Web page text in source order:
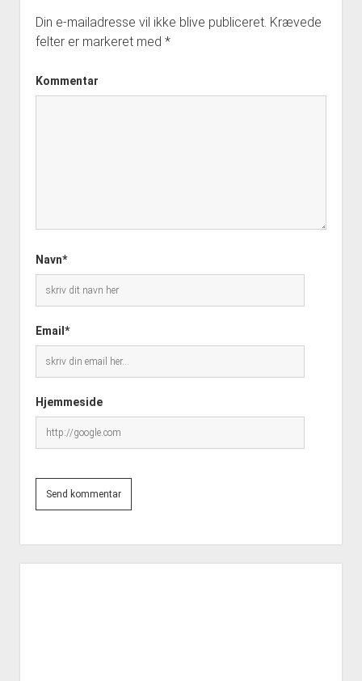
Din e-mailadresse vil ikke blive publiceret. Krævede
felter er markeret med *
Kommentar
Navn*
Email*
Hjemmeside